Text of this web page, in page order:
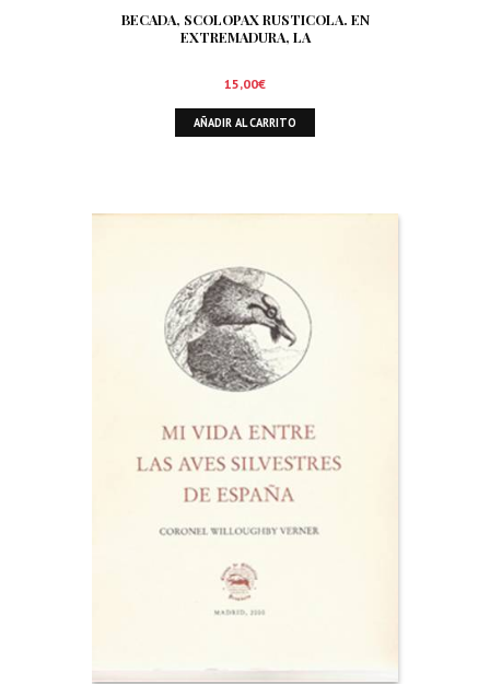
BECADA, SCOLOPAX RUSTICOLA. EN
EXTREMADURA, LA
15,00€
AÑADIR AL CARRITO